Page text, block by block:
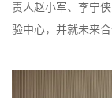
责人赵小军、李宁
验中心，并就未来合